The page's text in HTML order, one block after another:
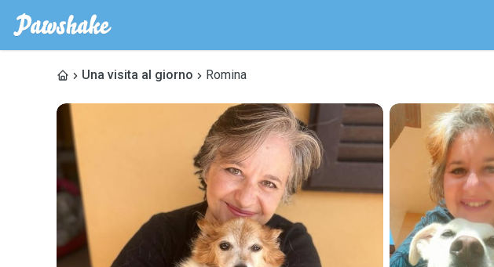
Una visita al giorno Romina